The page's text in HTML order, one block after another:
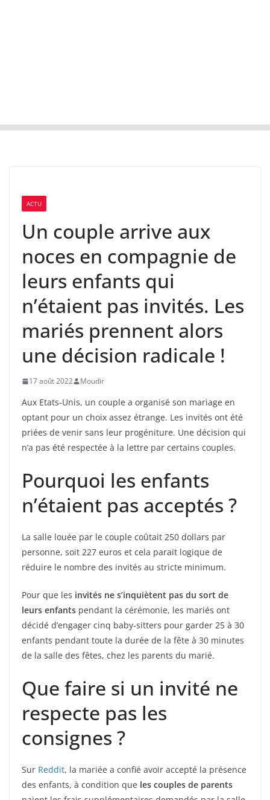
ACTU
Un couple arrive aux
noces en compagnie de
leurs enfants qui
n’étaient pas invités. Les
mariés prennent alors
une décision radicale !
17 août 2022 Moudir
Aux Etats-Unis, un couple a organisé son mariage en
optant pour un choix assez étrange. Les invités ont été
priées de venir sans leur progéniture. Une décision qui
n’a pas été respectée à la lettre par certains couples.
Pourquoi les enfants
n’étaient pas acceptés ?
La salle louée par le couple coûtait 250 dollars par
personne, soit 227 euros et cela parait logique de
réduire le nombre des invités au stricte minimum.
Pour que les invités ne s’inquiètent pas du sort de
leurs enfants pendant la cérémonie, les mariés ont
décidé d’engager cinq baby-sitters pour garder 25 à 30
enfants pendant toute la durée de la fête à 30 minutes
de la salle des fêtes, chez les parents du marié.
Que faire si un invité ne
respecte pas les
consignes ?
Sur Reddit, la mariée a confié avoir accepté la présence
des enfants, à condition que les couples de parents